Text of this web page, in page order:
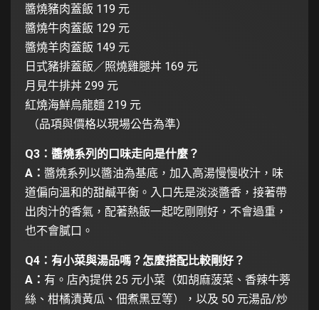
醬燒豬肉蓋飯 119 元
醬燒牛肉蓋飯 129 元
醬燒羊肉蓋飯 149 元
日式豬排蓋飯／照燒雞腿丼 169 元
月見牛排丼 299 元
紅燒海鮮烏龍麵 219 元
（品項與價格以現場公告為準）
Q3：醬燒系列的口味走向是什麼？
A： 醬燒系列以醬油為基底，加入高湯慢慢收汁，味
道偏向溫和的甜鹹平衡。入口先是淡淡醬香，接著帶
出肉汁的香氣，配著熱飯一起吃剛剛好，不會過重，
也不會膩口。
Q4：有小菜與湯品嗎？怎麼搭配比較剛好？
A： 有。店內提供 25 元小菜（如胡麻菠菜、香辣牛蒡
絲、柑橘漬黃瓜、佃煮黑豆等），以及 50 元湯品/炒